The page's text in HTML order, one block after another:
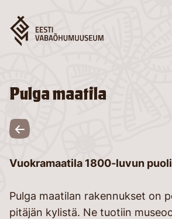
Pulga maatila
Vuokramaatila 1800-luvun
Pulga maatilan rakennukset on
pitäjän kylistä. Ne tuotiin